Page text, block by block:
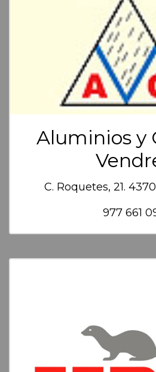
Aluminios y
C. Roquetes, 21.
977 661